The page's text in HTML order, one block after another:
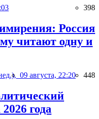
398
Россия
читают одну и
09 августа, 22:20 448
года